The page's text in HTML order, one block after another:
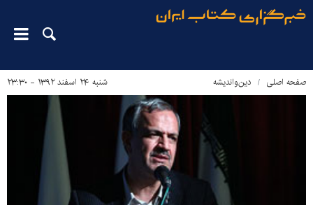
صفحه اصلی دین‌واندیشه شنبه ۲۴ اسفند ۱۳۹۲ - ۲۳:۳۰